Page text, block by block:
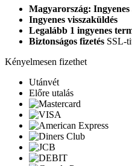
Magyarország:
Ingyenes visszaküldés
Legalább 1 ingyenes
Biztonságos fizetés SSL-
Kényelmesen fizethet
Utánvét
Előre utalás